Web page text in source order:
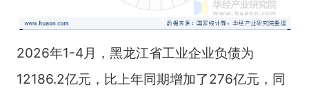
2026年1-4月，黑龙江省工业企业负债为
12186.2亿元，比上年同期增加了276亿元，同